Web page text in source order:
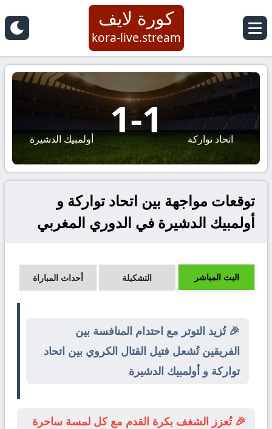
كورة لايف
kora-live.stream
اتحاد تواركة 1
-
1 أولمبيك الدشيرة
توقعات مواجهة بين اتحاد تواركة و
أولمبيك الدشيرة في الدوري المغربي
البث المباشر التشكيلة أحداث المباراة
🎉 تُزيد التوتر مع احتدام المنافسة بين
الفريقين تُشعل فتيل القتال الكروي بين اتحاد
تواركة و أولمبيك الدشيرة
🎉 تُعزز الشغف بكرة القدم مع كل لمسة ساحرة